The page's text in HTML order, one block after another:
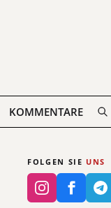
KOMMENTARE
FOLGEN SIE UNS